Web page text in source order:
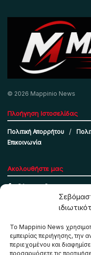
Το Mappinio News
εμπειρίας περιήγησης, την
περιεχομένου και
προσαρμόσετε τις
© 2026 Mappinio News
Πλοήγηση Ιστοσελίδας
Πολιτική Απορρήτου
Επικοινωνία
Ακολουθήστε μας